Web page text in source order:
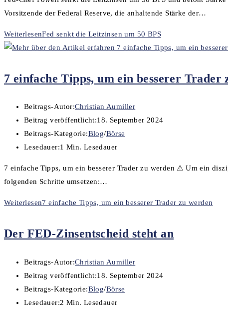
Vorsitzende der Federal Reserve, die anhaltende Stärke der…
WeiterlesenFed senkt die Leitzinsen um 50 BPS
7 einfache Tipps, um ein besserer Trader
Beitrags-Autor:Christian Aumiller
Beitrag veröffentlicht:18. September 2024
Beitrags-Kategorie:Blog/Börse
Lesedauer:1 Min. Lesedauer
7 einfache Tipps, um ein besserer Trader zu werden ⚠ Um ein
folgenden Schritte umsetzen:…
Weiterlesen7 einfache Tipps, um ein besserer Trader zu werden
Der FED-Zinsentscheid steht an
Beitrags-Autor:Christian Aumiller
Beitrag veröffentlicht:18. September 2024
Beitrags-Kategorie:Blog/Börse
Lesedauer:2 Min. Lesedauer